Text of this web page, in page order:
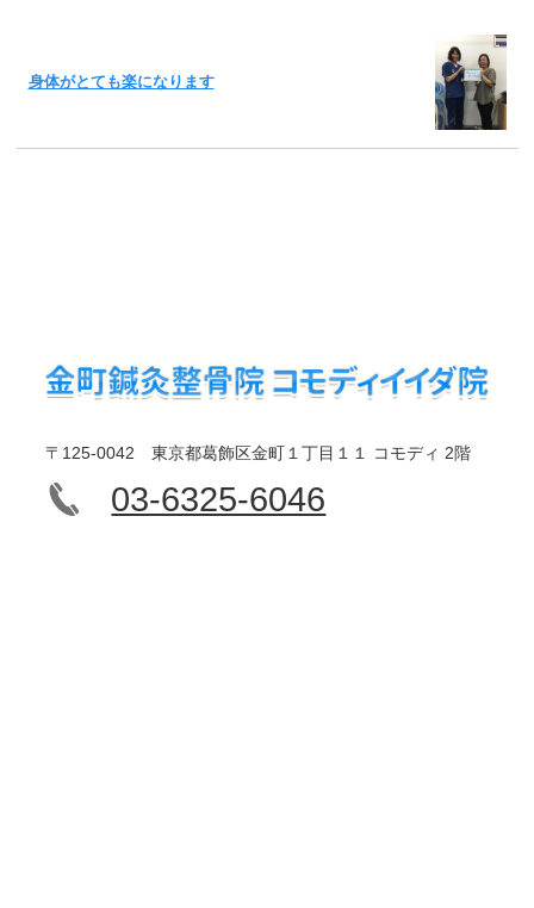
身体がとても楽になります
〒125-0042 東京都葛飾区金町１丁目１１ コモディ 2階
03-6325-6046